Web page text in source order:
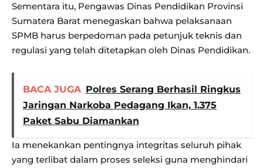
Sementara itu, Pengawas Dinas Pendidikan Provinsi
Sumatera Barat menegaskan bahwa pelaksanaan
SPMB harus berpedoman pada petunjuk teknis dan
regulasi yang telah ditetapkan oleh Dinas Pendidikan.
BACA JUGA Polres Serang Berhasil Ringkus
Jaringan Narkoba Pedagang Ikan, 1.375
Paket Sabu Diamankan
Ia menekankan pentingnya integritas seluruh pihak
yang terlibat dalam proses seleksi guna menghindari